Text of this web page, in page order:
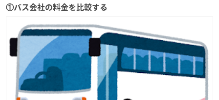
①バス会社の料金を比較する